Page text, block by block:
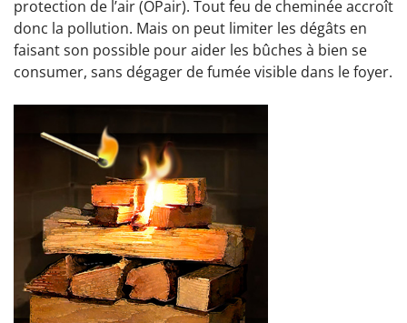
protection de l’air (OPair). Tout feu de cheminée accroît
donc la pollution. Mais on peut limiter les dégâts en
faisant son possible pour aider les bûches à bien se
consumer, sans dégager de fumée visible dans le foyer.